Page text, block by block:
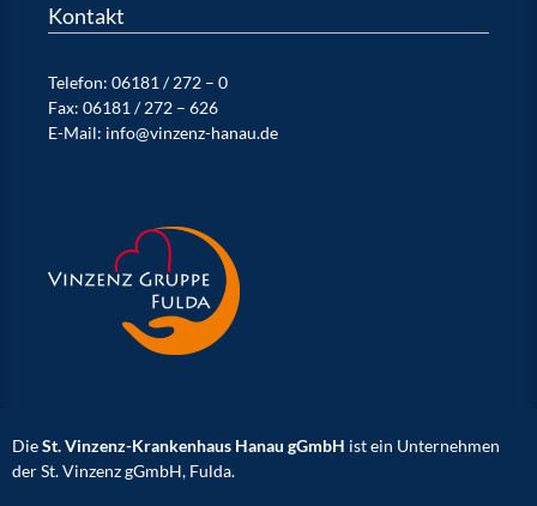
Kontakt
Telefon: 06181 / 272 – 0
Fax: 06181 / 272 – 626
E-Mail: info@vinzenz-hanau.de
DieSt. Vinzenz-Krankenhaus Hanau gGmbH ist ein Unternehmen
der St. Vinzenz gGmbH, Fulda.